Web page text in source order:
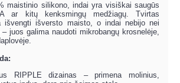
maistinio silikono, indai yra visiškai saugūs
ar kitų kenksmingų medžiagų. Tvirtas
išvengti išversto maisto, o indai nebijo nei
juos galima naudoti mikrobangų krosnelėje,
RIPPLE dizainas – primena molinius,